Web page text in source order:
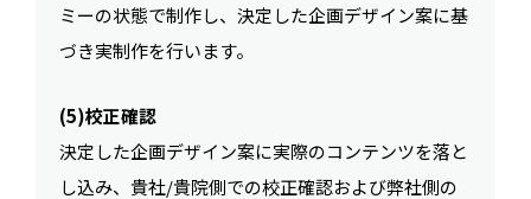
ミーの状態で制作し、決定した企画デザイン案に基
づき実制作を行います。
(5)校正確認
決定した企画デザイン案に実際のコンテンツを落と
し込み、貴社/貴院側での校正確認および弊社側の